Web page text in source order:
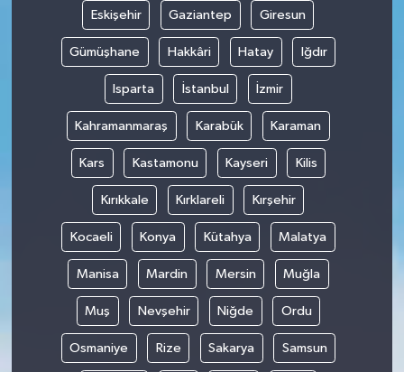
Eskişehir Gaziantep Giresun
Gümüşhane Hakkâri Hatay Iğdır
Isparta İstanbul İzmir
Kahramanmaraş Karabük Karaman
Kars Kastamonu Kayseri Kilis
Kırıkkale Kırklareli Kırşehir
Kocaeli Konya Kütahya Malatya
Manisa Mardin Mersin Muğla
Muş Nevşehir Niğde Ordu
Osmaniye Rize Sakarya Samsun